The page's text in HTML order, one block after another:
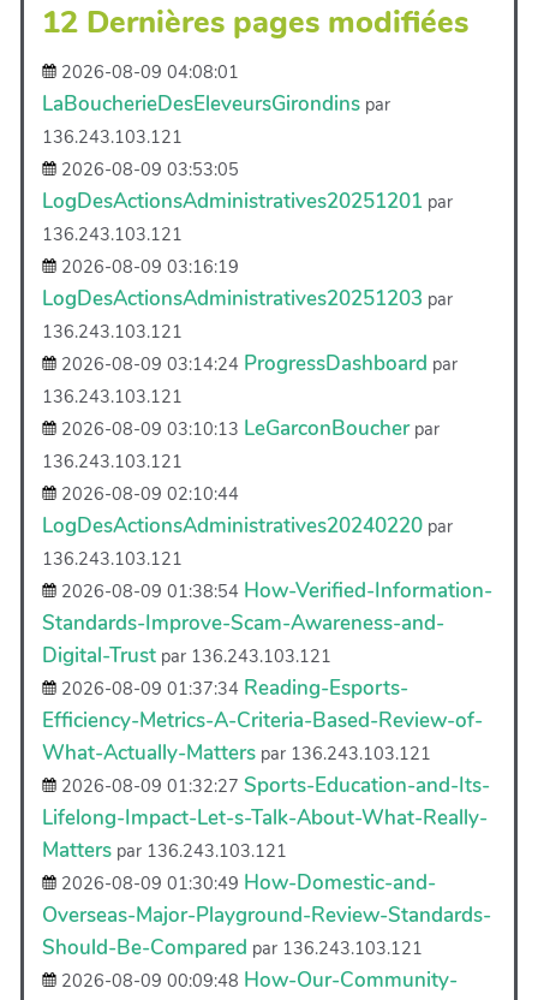
12 Dernières pages modifiées
2026-08-09 04:08:01
LaBoucherieDesEleveursGirondins par
136.243.103.121
2026-08-09 03:53:05
LogDesActionsAdministratives20251201 par
136.243.103.121
2026-08-09 03:16:19
LogDesActionsAdministratives20251203 par
136.243.103.121
2026-08-09 03:14:24 ProgressDashboard par
136.243.103.121
2026-08-09 03:10:13 LeGarconBoucher par
136.243.103.121
2026-08-09 02:10:44
LogDesActionsAdministratives20240220 par
136.243.103.121
2026-08-09 01:38:54 How-Verified-Information-
Standards-Improve-Scam-Awareness-and-
Digital-Trust par 136.243.103.121
2026-08-09 01:37:34 Reading-Esports-
Efficiency-Metrics-A-Criteria-Based-Review-of-
What-Actually-Matters par 136.243.103.121
2026-08-09 01:32:27 Sports-Education-and-Its-
Lifelong-Impact-Let-s-Talk-About-What-Really-
Matters par 136.243.103.121
2026-08-09 01:30:49 How-Domestic-and-
Overseas-Major-Playground-Review-Standards-
Should-Be-Compared par 136.243.103.121
2026-08-09 00:09:48 How-Our-Community-